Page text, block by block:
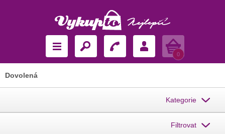
Košík
0
Dovolená
Kategorie
Filtrovat